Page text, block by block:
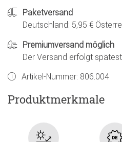
Paketversand
Deutschland: 5,95 €
Premiumversand möglich
Der Versand erfolgt
Artikel-Nummer: 806.004
Produktmerkmale